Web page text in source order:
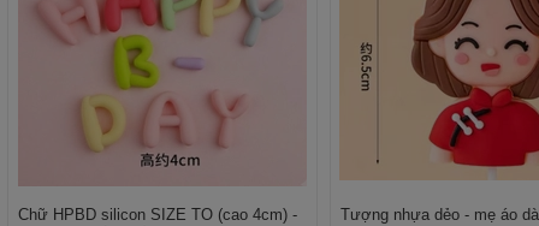
Chữ HPBD silicon SIZE TO (cao 4cm) -
Tượng nhựa dẻo - mẹ áo